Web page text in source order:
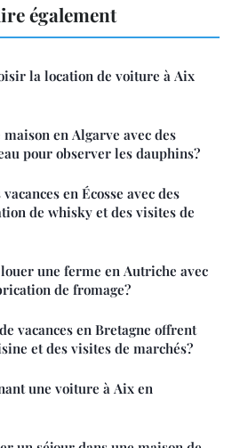
également
la location de voiture à Aix
en Algarve avec des
pour observer les dauphins?
en Écosse avec des
de whisky et des visites de
une ferme en Autriche avec
de fromage?
vacances en Bretagne offrent
et des visites de marchés?
une voiture à Aix en